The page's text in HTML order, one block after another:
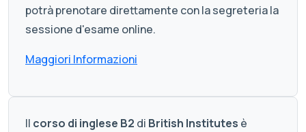
potrà prenotare direttamente con la segreteria la
sessione d'esame online.
Maggiori Informazioni
Il corso di inglese B2 di British Institutes è